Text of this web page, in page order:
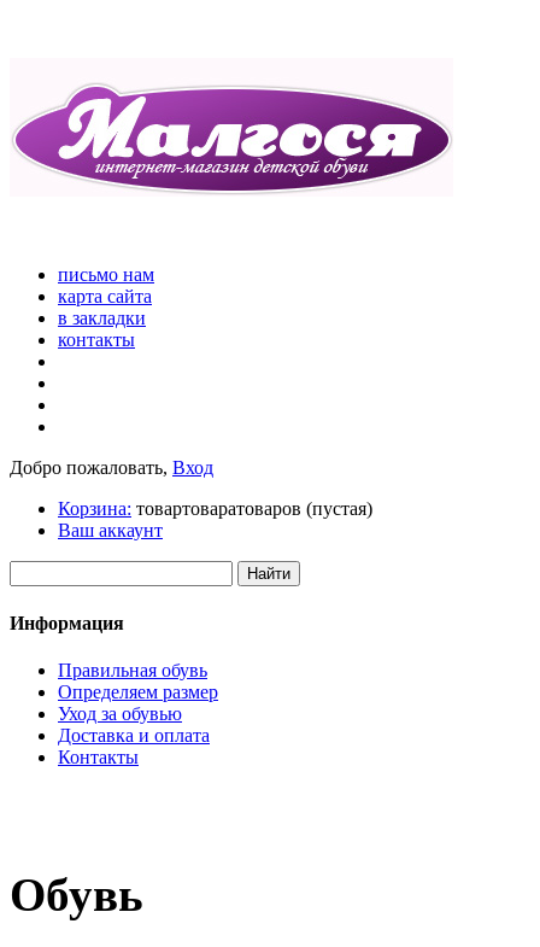
письмо нам
карта сайта
в закладки
контакты
Добро пожаловать, Вход
Корзина: товартоваратоваров (пустая)
Ваш аккаунт
Информация
Правильная обувь
Определяем размер
Уход за обувью
Доставка и оплата
Контакты
Обувь